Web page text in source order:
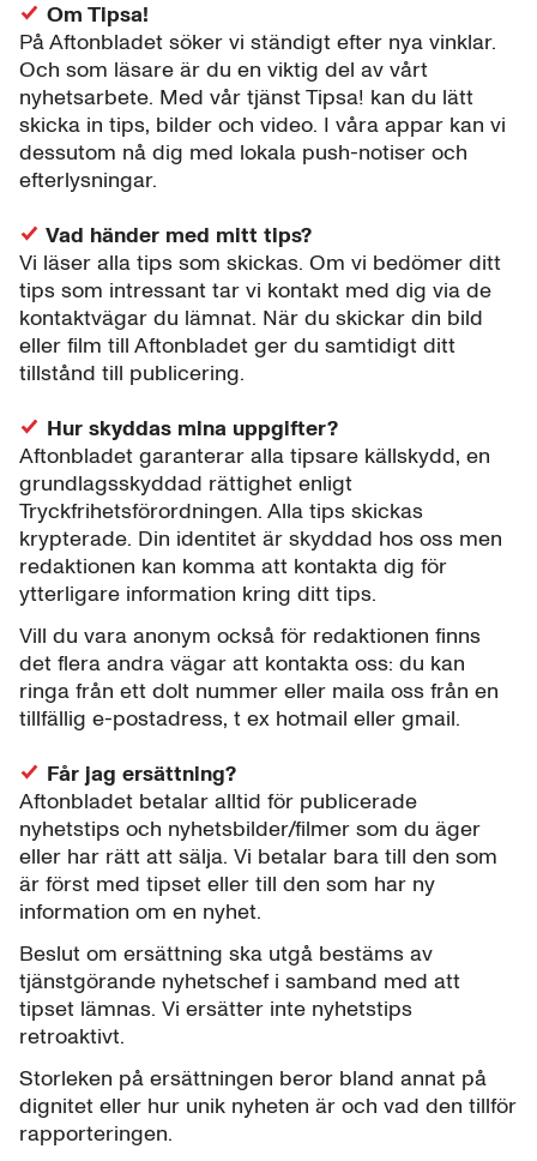
Om Tipsa!
På Aftonbladet söker vi ständigt efter nya vinklar.
Och som läsare är du en viktig del av vårt
nyhetsarbete. Med vår tjänst Tipsa! kan du lätt
skicka in tips, bilder och video. I våra appar kan vi
dessutom nå dig med lokala push-notiser och
efterlysningar.
Vad händer med mitt tips?
Vi läser alla tips som skickas. Om vi bedömer ditt
tips som intressant tar vi kontakt med dig via de
kontaktvägar du lämnat. När du skickar din bild
eller film till Aftonbladet ger du samtidigt ditt
tillstånd till publicering.
Hur skyddas mina uppgifter?
Aftonbladet garanterar alla tipsare källskydd, en
grundlagsskyddad rättighet enligt
Tryckfrihetsförordningen. Alla tips skickas
krypterade. Din identitet är skyddad hos oss men
redaktionen kan komma att kontakta dig för
ytterligare information kring ditt tips.
Vill du vara anonym också för redaktionen finns
det flera andra vägar att kontakta oss: du kan
ringa från ett dolt nummer eller maila oss från en
tillfällig e-postadress, t ex hotmail eller gmail.
Får jag ersättning?
Aftonbladet betalar alltid för publicerade
nyhetstips och nyhetsbilder/filmer som du äger
eller har rätt att sälja. Vi betalar bara till den som
är först med tipset eller till den som har ny
information om en nyhet.
Beslut om ersättning ska utgå bestäms av
tjänstgörande nyhetschef i samband med att
tipset lämnas. Vi ersätter inte nyhetstips
retroaktivt.
Storleken på ersättningen beror bland annat på
dignitet eller hur unik nyheten är och vad den tillför
rapporteringen.